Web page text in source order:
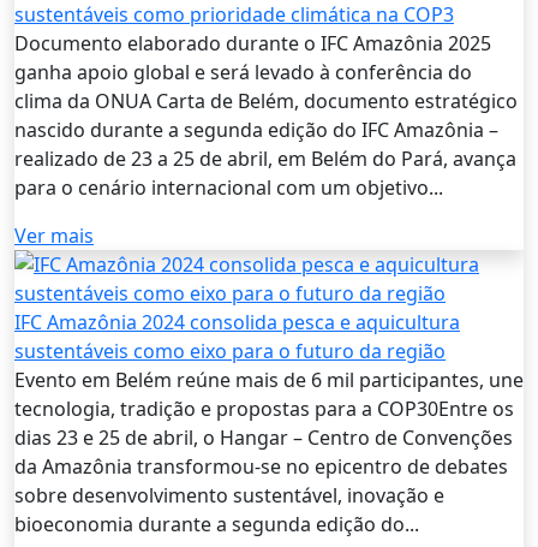
sustentáveis como prioridade climática na COP3
Documento elaborado durante o IFC Amazônia 2025
ganha apoio global e será levado à conferência do
clima da ONUA Carta de Belém, documento estratégico
nascido durante a segunda edição do IFC Amazônia –
realizado de 23 a 25 de abril, em Belém do Pará, avança
para o cenário internacional com um objetivo...
Ver mais
IFC Amazônia 2024 consolida pesca e aquicultura
sustentáveis como eixo para o futuro da região
Evento em Belém reúne mais de 6 mil participantes, une
tecnologia, tradição e propostas para a COP30Entre os
dias 23 e 25 de abril, o Hangar – Centro de Convenções
da Amazônia transformou-se no epicentro de debates
sobre desenvolvimento sustentável, inovação e
bioeconomia durante a segunda edição do...